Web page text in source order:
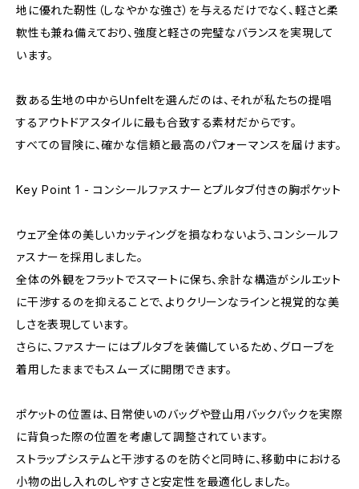
地に優れた靭性（しなやかな強さ）を与えるだけでなく、軽さと柔
軟性も兼ね備えており、強度と軽さの完璧なバランスを実現して
います。
数ある生地の中からUnfeltを選んだのは、それが私たちの提唱
するアウトドアスタイルに最も合致する素材だからです。
すべての冒険に、確かな信頼と最高のパフォーマンスを届けます。
Key Point 1 - コンシールファスナーとプルタブ付きの胸ポケット
ウェア全体の美しいカッティングを損なわないよう、コンシールフ
ァスナーを採用しました。
全体の外観をフラットでスマートに保ち、余計な構造がシルエット
に干渉するのを抑えることで、よりクリーンなラインと視覚的な美
しさを表現しています。
さらに、ファスナーにはプルタブを装備しているため、グローブを
着用したままでもスムーズに開閉できます。
ポケットの位置は、日常使いのバッグや登山用バックパックを実際
に背負った際の位置を考慮して調整されています。
ストラップシステムと干渉するのを防ぐと同時に、移動中における
小物の出し入れのしやすさと安定性を最適化しました。